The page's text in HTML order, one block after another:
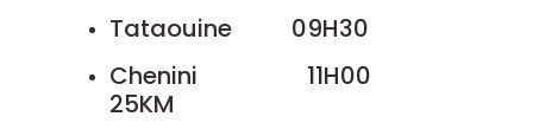
Tataouine 09H30
Chenini 11H00
25KM